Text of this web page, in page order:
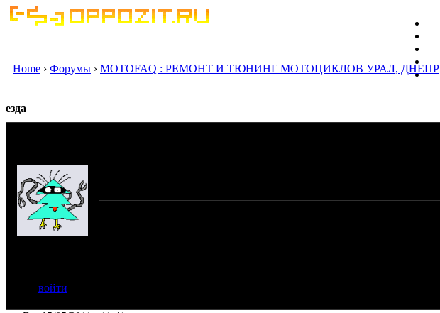
Home › Форумы › MOTOFAQ : РЕМОНТ И ТЮНИНГ МОТОЦИКЛОВ УРАЛ, ДНЕПР
езда
войти